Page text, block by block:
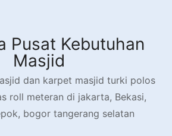
Pusat Kebutuhan
Masjid
dan karpet masjid turki polos
roll meteran di jakarta, Bekasi,
bogor tangerang selatan